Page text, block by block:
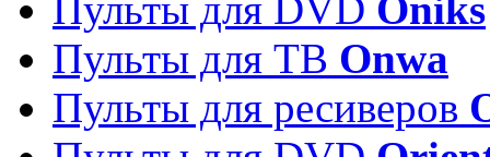
Пульты для ТВ Onwa
Пульты для ресиверов